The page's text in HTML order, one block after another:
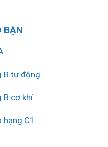
BẠN
B tự động
B cơ khí
hạng C1